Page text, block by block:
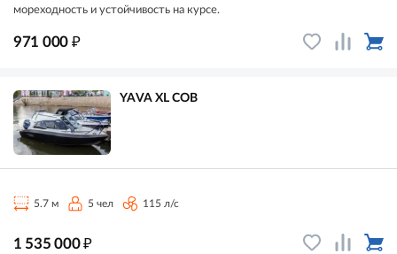
мореходность и устойчивость на курсе.
971 000 ₽
YAVA XL СОВ
5.7 м 5 чел 115 л/с
1 535 000₽